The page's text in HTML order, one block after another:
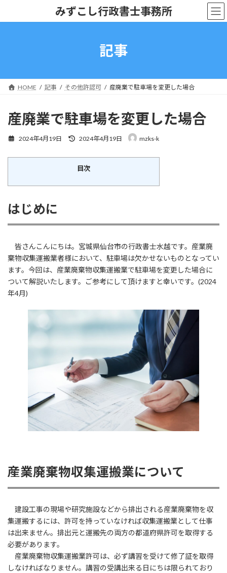
みずこし行政書士事務所
記事
HOME 記事 その他許認可 産廃業で駐車場を変更した場合
産廃業で駐車場を変更した場合
2024年4月19日
最
新
日
2024年4月19日 mzks-k
目次
はじめに
皆さんこんにちは。宮城県仙台市の行政書士水越です。産業廃
棄物収集運搬業者様において、駐車場は欠かせないものとなってい
ます。今回は、産業廃棄物収集運搬業で駐車場を変更した場合に
ついて解説いたします。ご参考にして頂けますと幸いです。(2024
年4月)
産業廃棄物収集運搬業について
建設工事の現場や研究施設などから排出される産業廃棄物を収
集運搬するには、許可を持っていなければ収集運搬業として仕事
は出来ません。排出元と運搬先の両方の都道府県許可を取得する
必要があります。
産業廃棄物収集運搬業許可は、必ず講習を受けて修了証を取得
しなければなりません。講習の受講出来る日にちは限られており